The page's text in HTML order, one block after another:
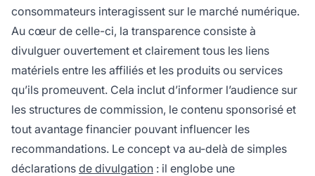
consommateurs interagissent sur le marché numérique.
Au cœur de celle-ci, la transparence consiste à
divulguer ouvertement et clairement tous les liens
matériels entre les affiliés et les produits ou services
qu’ils promeuvent. Cela inclut d’informer l’audience sur
les structures de commission, le contenu sponsorisé et
tout avantage financier pouvant influencer les
recommandations. Le concept va au-delà de simples
déclarations de divulgation : il englobe une